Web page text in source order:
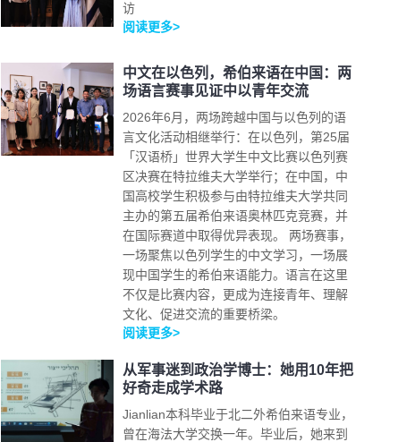
访
阅读更多>
中文在以色列，希伯来语在中国：两
场语言赛事见证中以青年交流
2026年6月，两场跨越中国与以色列的语
言文化活动相继举行：在以色列，第25届
「汉语桥」世界大学生中文比赛以色列赛
区决赛在特拉维夫大学举行；在中国，中
国高校学生积极参与由特拉维夫大学共同
主办的第五届希伯来语奥林匹克竞赛，并
在国际赛道中取得优异表现。 两场赛事，
一场聚焦以色列学生的中文学习，一场展
现中国学生的希伯来语能力。语言在这里
不仅是比赛内容，更成为连接青年、理解
文化、促进交流的重要桥梁。
阅读更多>
从军事迷到政治学博士：她用10年把
好奇走成学术路
Jianlian本科毕业于北二外希伯来语专业，
曾在海法大学交换一年。毕业后，她来到